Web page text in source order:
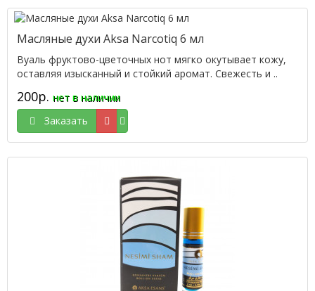
Масляные духи Aksa Narcotiq 6 мл
Вуаль фруктово-цветочных нот мягко окутывает кожу,
оставляя изысканный и стойкий аромат. Свежесть и ..
200р. нет в наличии
Заказать